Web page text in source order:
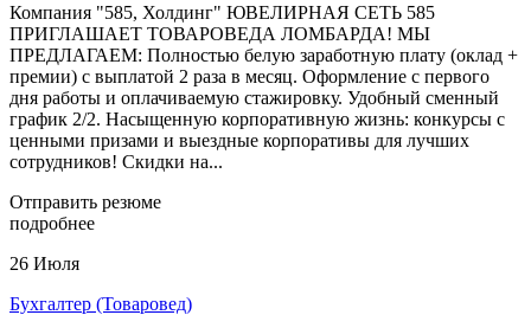
Компания "585, Холдинг" ЮВЕЛИРНАЯ СЕТЬ 585
ПРИГЛАШАЕТ ТОВАРОВЕДА ЛОМБАРДА! МЫ
ПРЕДЛАГАЕМ: Полностью белую заработную плату (оклад +
премии) с выплатой 2 раза в месяц. Оформление с первого
дня работы и оплачиваемую стажировку. Удобный сменный
график 2/2. Насыщенную корпоративную жизнь: конкурсы с
ценными призами и выездные корпоративы для лучших
сотрудников! Скидки на...
Отправить резюме
подробнее
26 Июля
Бухгалтер (Товаровед)